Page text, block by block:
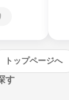
、鹿児島県、
トップページへ
す